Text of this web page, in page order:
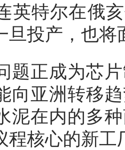
英特尔在俄
旦投产，也
题正成为芯
向亚洲转移
泥在内的多
程核心的新工